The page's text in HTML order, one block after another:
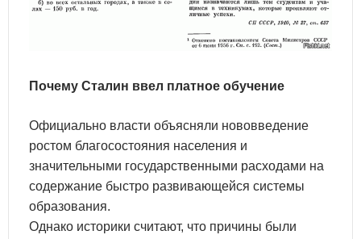
Почему Сталин ввел платное обучение
Официально власти объясняли нововведение
ростом благосостояния населения и
значительными государственными расходами на
содержание быстро развивающейся системы
образования.
Однако историки считают, что причины были